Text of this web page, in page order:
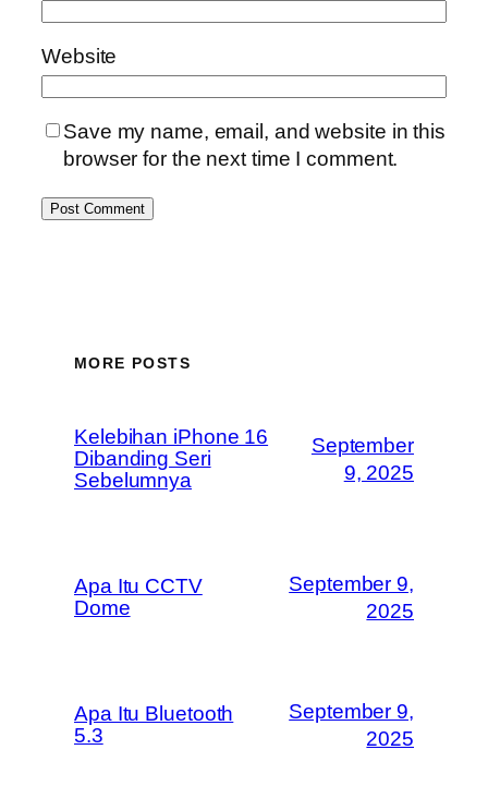
Website
Save my name, email, and website in this
browser for the next time I comment.
MORE POSTS
Kelebihan iPhone 16
Dibanding Seri
Sebelumnya
September
9, 2025
Apa Itu CCTV
Dome
September 9,
2025
Apa Itu Bluetooth
5.3
September 9,
2025